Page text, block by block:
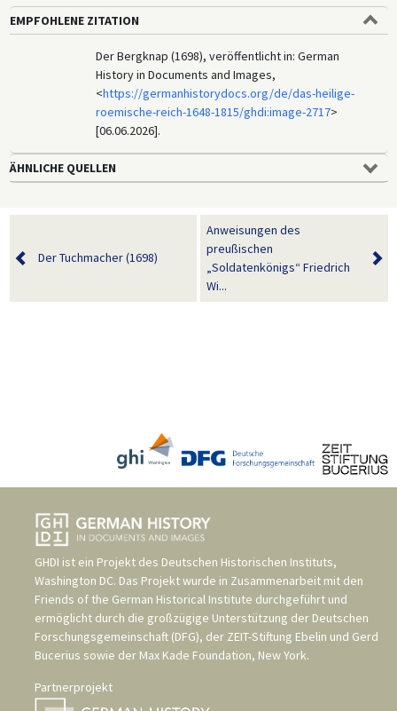
EMPFOHLENE ZITATION
Der Bergknap (1698), veröffentlicht in: German
History in Documents and Images,
<https://germanhistorydocs.org/de/das-heilige-
roemische-reich-1648-1815/ghdi:image-2717>
[06.06.2026].
ÄHNLICHE QUELLEN
Der Tuchmacher (1698)
Anweisungen des
preußischen
„Soldatenkönigs“ Friedrich
Wi...
GHDI ist ein Projekt des Deutschen Historischen Instituts,
Washington DC. Das Projekt wurde in Zusammenarbeit mit den
Friends of the German Historical Institute durchgeführt und
ermöglicht durch die großzügige Unterstützung der Deutschen
Forschungsgemeinschaft (DFG), der ZEIT-Stiftung Ebelin und Gerd
Bucerius sowie der Max Kade Foundation, New York.
Partnerprojekt